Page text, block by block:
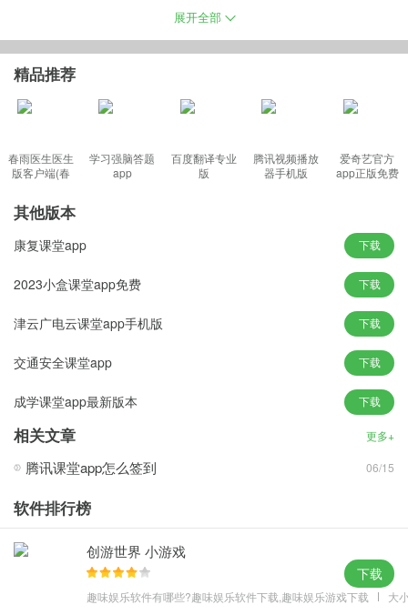
种学习方式.丰富的学习教育特色,让生活充满乐趣,迎接更多的挑战,
勤思必胜app功能
阅;单选、多选、填空、问答、材料题等等,支持多种题型.
2.在线考试:多种题型、考试模块、错题本功能、章节练习、自动阅
卷与评卷、考试成绩统计等.
3.在线录播:章节学习、笔记回看、课程收藏、评论打分、进度跟踪
4.在线答疑、资料共享、视频/音频互动等.
1.课后的试题练习可以加深学生印象,完整掌握知识.
2.超大在线题库,边学边练;全真模拟考场,直击考试精髓.
3.强大名师阵容,专家无双解题思路,灵活解剖考题,考点还原,一点就
懂!
更新内容
1.优化性能
展开全部
精品推荐
春雨医生医生
版客户端(春
学习强脑答题
app
百度翻译专业
版
腾讯视频播放
器手机版
爱奇艺官方
app正版免费
其他版本
康复课堂app 下载
2023小盒课堂app免费 下载
津云广电云课堂app手机版 下载
交通安全课堂app 下载
成学课堂app最新版本 下载
相关文章 更多+
腾讯课堂app怎么签到 06/15
软件排行榜
创游世界 小游戏
趣味娱乐软件有哪些?趣味娱乐软件下载,趣味娱乐游戏下载 大
下载